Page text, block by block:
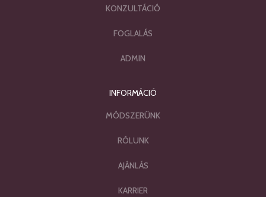
KONZULTÁCIÓ
FOGLALÁS
ADMIN
INFORMÁCIÓ
MÓDSZERÜNK
RÓLUNK
AJÁNLÁS
KARRIER